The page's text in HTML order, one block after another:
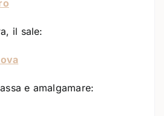
il sale:
e amalgamare: